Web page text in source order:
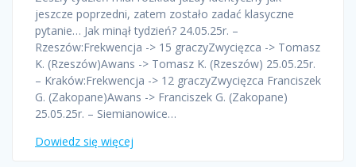
jeszcze poprzedni, zatem zostało zadać klasyczne
pytanie… Jak minął tydzień? 24.05.25r. –
Rzeszów:Frekwencja -> 15 graczyZwycięzca -> Tomasz
K. (Rzeszów)Awans -> Tomasz K. (Rzeszów) 25.05.25r.
– Kraków:Frekwencja -> 12 graczyZwycięzca Franciszek
G. (Zakopane)Awans -> Franciszek G. (Zakopane)
25.05.25r. – Siemianowice…
Dowiedz się więcej